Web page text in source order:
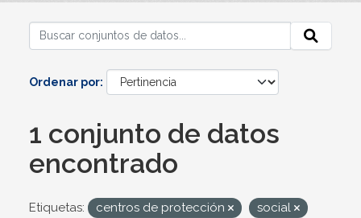
Ordenar por
1 conjunto de datos
encontrado
Etiquetas: centros de protección
social